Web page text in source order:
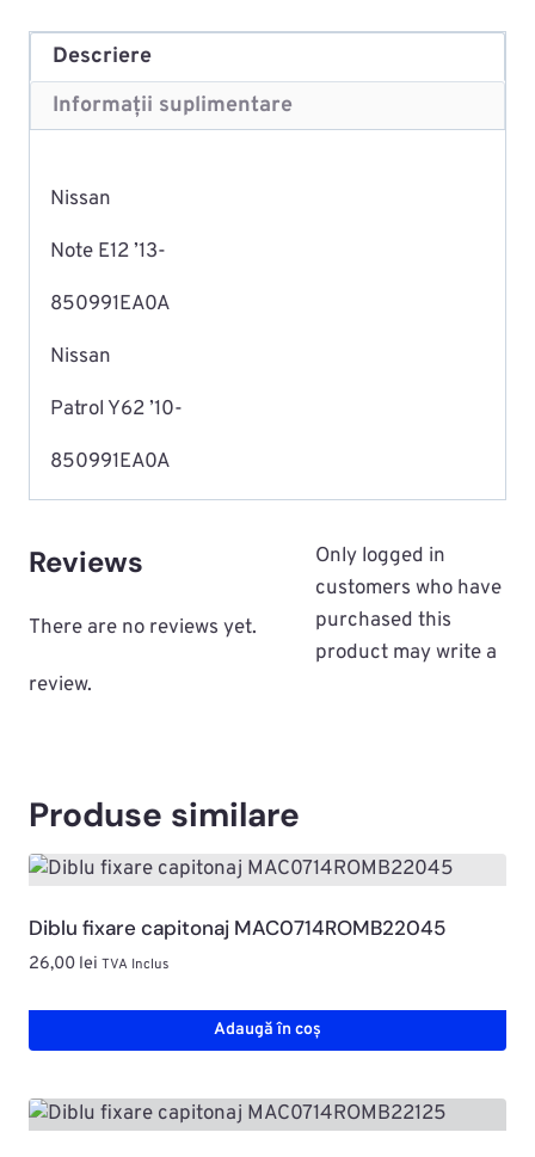
Descriere
Informații suplimentare
Nissan
Note E12 ’13-
850991EA0A
Nissan
Patrol Y62 ’10-
850991EA0A
Reviews
There are no reviews yet.
Only logged in
customers who have
purchased this
product may write a
review.
Produse similare
Diblu fixare capitonaj MAC0714ROMB22045
26,00 lei TVA Inclus
Adaugă în coș